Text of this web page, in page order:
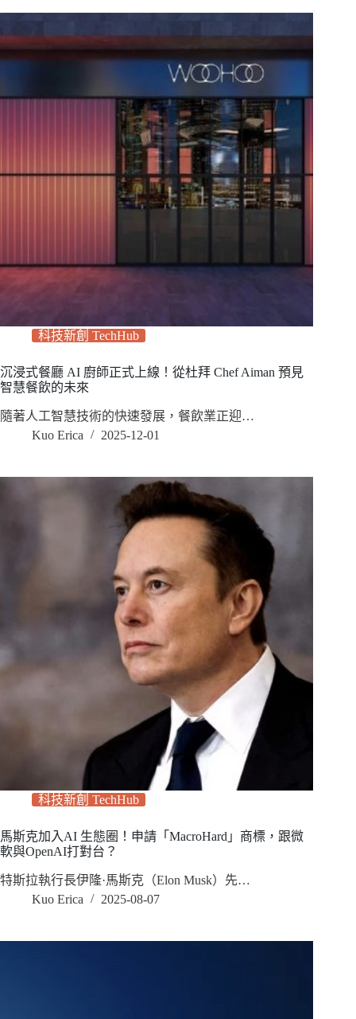
科技新創 TechHub
沉浸式餐廳 AI 廚師正式上線！從杜拜 Chef Aiman 預見
智慧餐飲的未來
隨著人工智慧技術的快速發展，餐飲業正迎…
Kuo Erica
2025-12-01
科技新創 TechHub
馬斯克加入AI 生態圈！申請「MacroHard」商標，跟微
軟與OpenAI打對台？
特斯拉執行長伊隆·馬斯克（Elon Musk）先…
Kuo Erica
2025-08-07